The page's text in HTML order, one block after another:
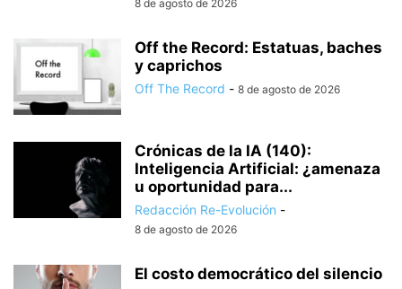
8 de agosto de 2026
Off the Record: Estatuas, baches
y caprichos
Off The Record - 8 de agosto de 2026
Crónicas de la IA (140):
Inteligencia Artificial: ¿amenaza
u oportunidad para...
Redacción Re-Evolución -
8 de agosto de 2026
El costo democrático del silencio